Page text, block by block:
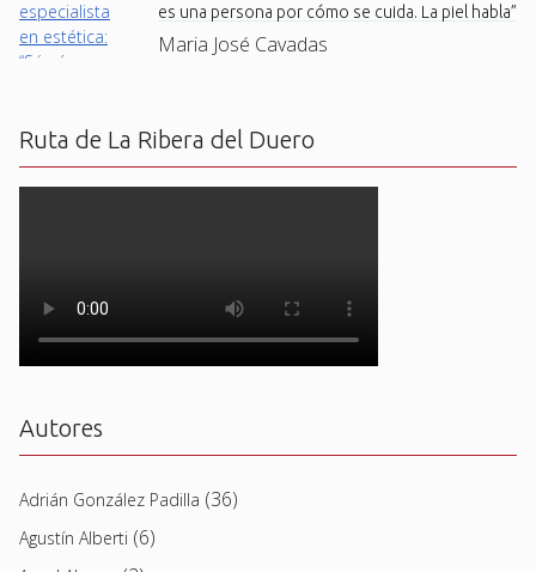
es una persona por cómo se cuida. La piel habla”
Maria José Cavadas
Ruta de La Ribera del Duero
Autores
Adrián González Padilla (36)
Agustín Alberti (6)